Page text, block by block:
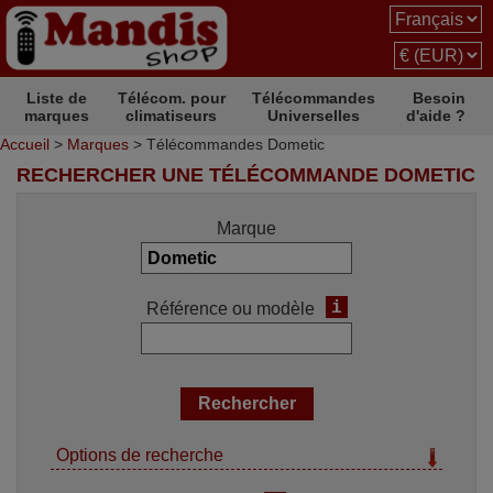
Liste de
marques
Télécom. pour
climatiseurs
Télécommandes
Universelles
Besoin
d'aide ?
Accueil > Marques > Télécommandes Dometic
RECHERCHER UNE TÉLÉCOMMANDE DOMETIC
Marque
Référence ou modèle i
Options de recherche